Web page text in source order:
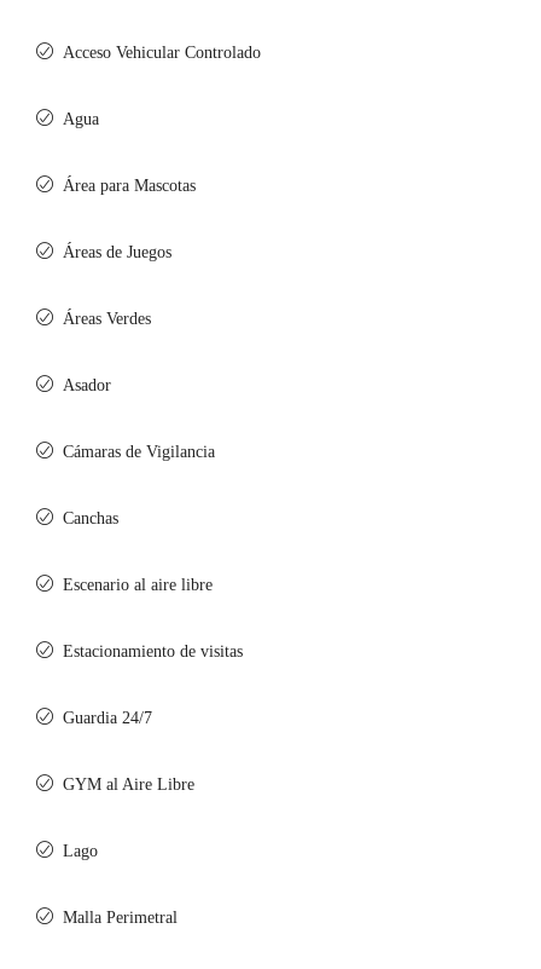
Acceso Vehicular Controlado
Agua
Área para Mascotas
Áreas de Juegos
Áreas Verdes
Asador
Cámaras de Vigilancia
Canchas
Escenario al aire libre
Estacionamiento de visitas
Guardia 24/7
GYM al Aire Libre
Lago
Malla Perimetral